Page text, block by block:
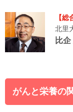
【総
北里
比
がんと栄養の